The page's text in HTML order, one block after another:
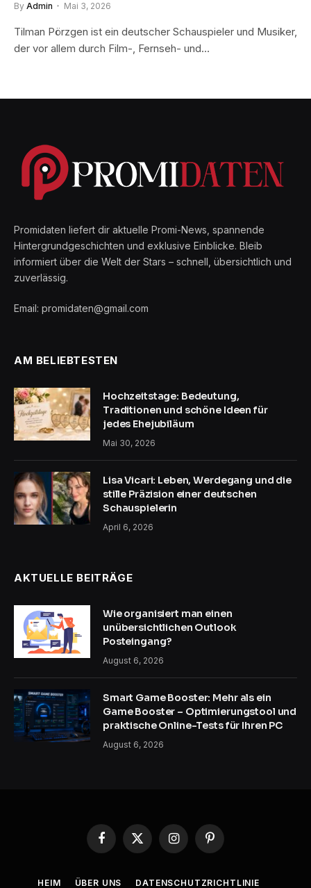
By Admin Mai 3, 2026
Tilman Pörzgen ist ein deutscher Schauspieler und Musiker,
der vor allem durch Film-, Fernseh- und…
Promidaten liefert dir aktuelle Promi-News, spannende
Hintergrundgeschichten und exklusive Einblicke. Bleib
informiert über die Welt der Stars – schnell, übersichtlich und
zuverlässig.
Email: promidaten@gmail.com
AM BELIEBTESTEN
Hochzeitstage: Bedeutung,
Traditionen und schöne Ideen für
jedes Ehejubiläum
Mai 30, 2026
Lisa Vicari: Leben, Werdegang und die
stille Präzision einer deutschen
Schauspielerin
April 6, 2026
AKTUELLE BEITRÄGE
Wie organisiert man einen
unübersichtlichen Outlook
Posteingang?
August 6, 2026
Smart Game Booster: Mehr als ein
Game Booster – Optimierungstool und
praktische Online-Tests für Ihren PC
August 6, 2026
Facebook
X
InstagramPinterest
HEIM ÜBER UNS DATENSCHUTZRICHTLINIE